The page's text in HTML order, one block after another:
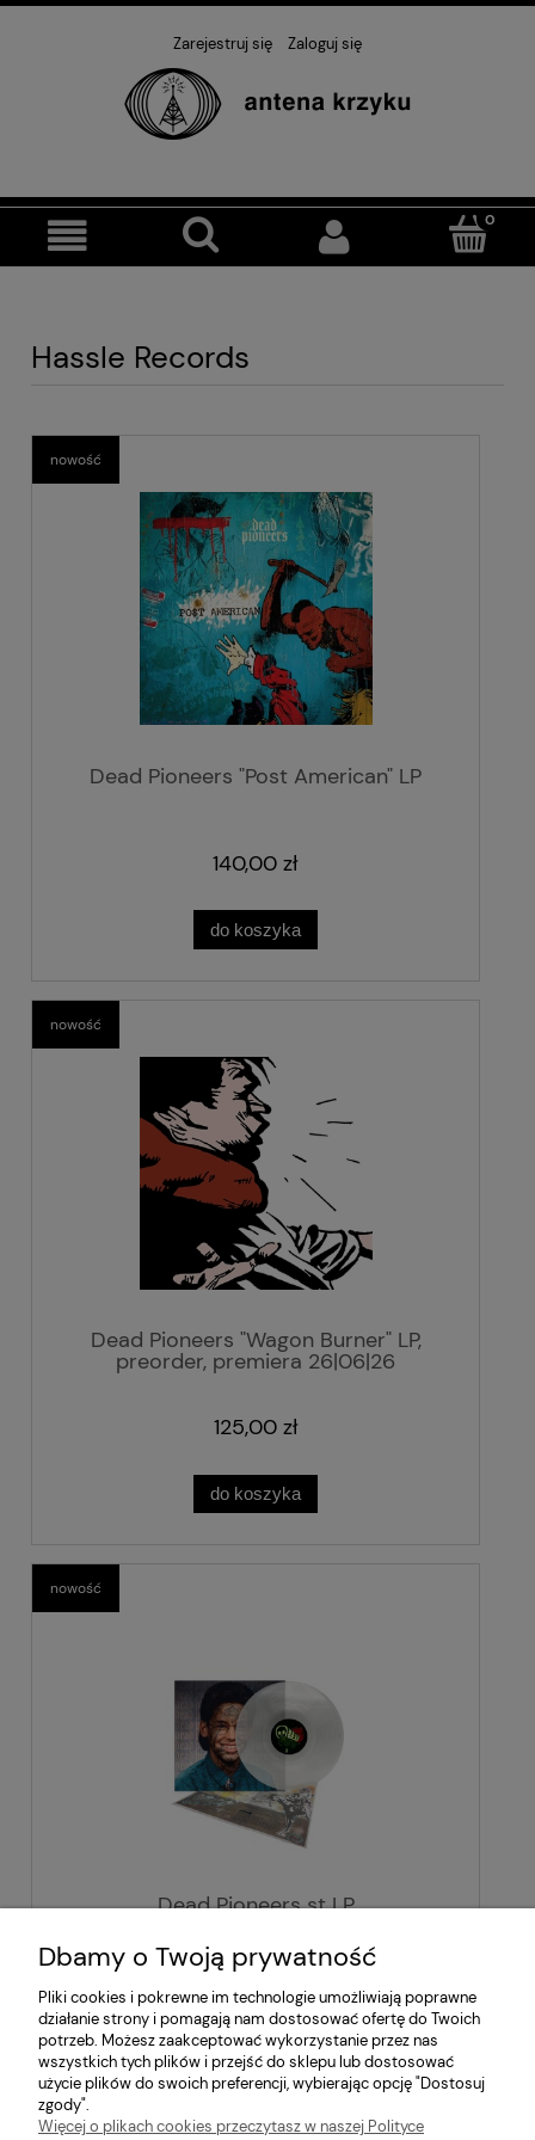
Zarejestruj się Zaloguj się
Hassle Records
Dead Pioneers "Post American" LP
140,00 zł
do koszyka
nowość
Dead Pioneers "Wagon Burner" LP,
preorder, premiera 26|06|26
125,00 zł
do koszyka
nowość
Dead Pioneers st LP
140,00 zł
nowość
Dbamy o Twoją prywatność
Pliki cookies i pokrewne im technologie umożliwiają poprawne
działanie strony i pomagają nam dostosować ofertę do Twoich
potrzeb. Możesz zaakceptować wykorzystanie przez nas
wszystkich tych plików i przejść do sklepu lub dostosować
użycie plików do swoich preferencji, wybierając opcję "Dostosuj
zgody".
Więcej o plikach cookies przeczytasz w naszej Polityce